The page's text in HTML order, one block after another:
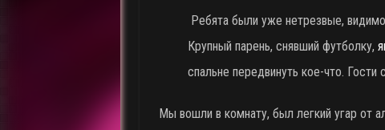
Ребята были уже нетрезвые,
Крупный парень, снявший футболку,
спальне передвинуть кое-что. Гости
Мы вошли в комнату, был легкий угар от